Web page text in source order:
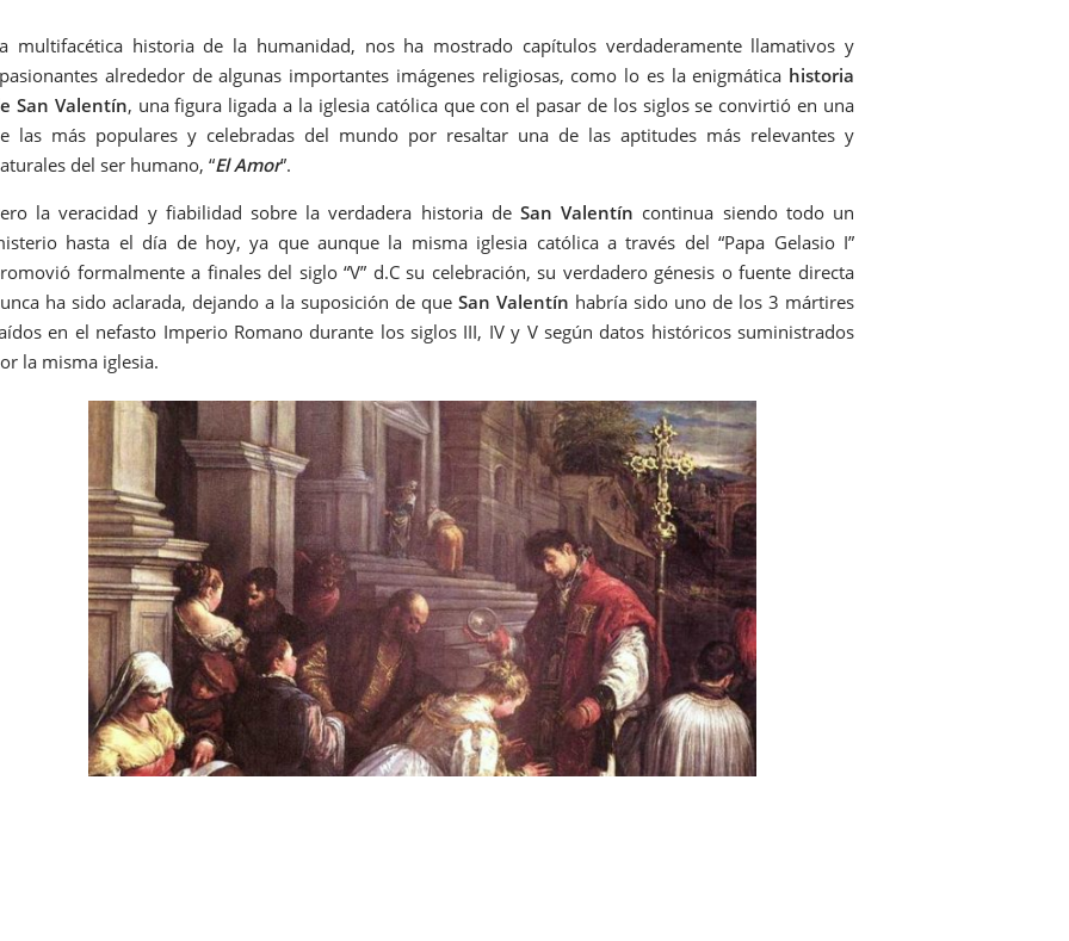
multifacética historia de la humanidad, nos ha mostrado capítulos verdaderamente llamativos y
alrededor de algunas importantes imágenes religiosas, como lo es la enigmática historia
San Valentín, una figura ligada a la iglesia católica que con el pasar de los siglos se convirtió en una
las más populares y celebradas del mundo por resaltar una de las aptitudes más relevantes y
del ser humano, “El Amor”.
la veracidad y fiabilidad sobre la verdadera historia de San Valentín continua siendo todo un
hasta el día de hoy, ya que aunque la misma iglesia católica a través del “Papa Gelasio I”
formalmente a finales del siglo “V” d.C su celebración, su verdadero génesis o fuente directa
ha sido aclarada, dejando a la suposición de que San Valentín habría sido uno de los 3 mártires
en el nefasto Imperio Romano durante los siglos III, IV y V según datos históricos suministrados
la misma iglesia.